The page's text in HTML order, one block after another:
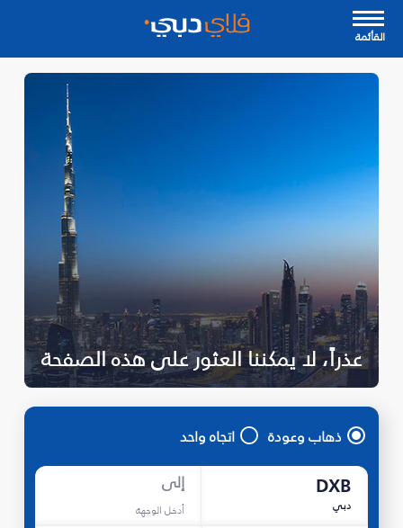
القأئمة
عذراً، لا يمكننا العثور على هذه الصفحة
ذهاب وعودة اتجاه واحد
DXB
دبي
إلى
أدخل الوجهة